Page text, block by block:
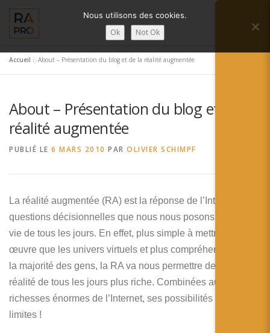
contenu
Menu
SERVICES RA’PRO ACTUALITÉ DE LA RA
Français
Deutsch
简体中文
日本語
Accueil »About – Présentation du blog et de la réalité augmentée
About – Présentation du blog et de la
réalité augmentée
PUBLIÉ LE 6 MARS 2010 PAR OLIVIER SCHIMPF
La réalité augmentée (RA) est la réponse de l’Internet aux
questions décisionnelles que nous nous posons dans la
vie de tous les jours. En effet, plus simple à mettre en
œuvre que les univers virtuels et plus compréhensible par
la majorité des gens, la RA va nous permettre de rendre la
réalité de tous les jours plus riche. Combinées aux
richesses énormes de l’Internet, ses possibilités sont sans
limites !
Nous utilisons des cookies.
Ok Not Ok